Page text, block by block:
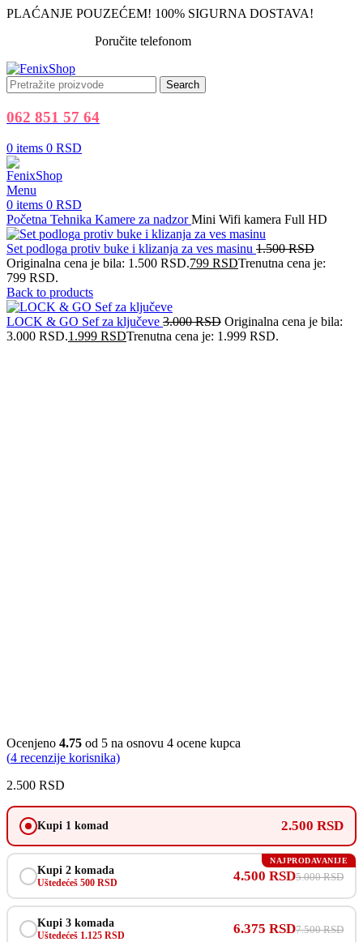
PLAĆANJE POUZEĆEM! 100% SIGURNA DOSTAVA!
Poručite telefonom
Search
062 851 57 64
0 items 0 RSD
Menu
0 items 0 RSD
Početna Tehnika Kamere za nadzorMini Wifi kamera Full HD
Set podloga protiv buke i klizanja za ves masinu 1.500RSD
Originalna cena je bila: 1.500 RSD.799 RSDTrenutna cena je:
799 RSD.
Back to products
LOCK & GO Sef za ključeve 3.000RSD Originalna cena je bila:
3.000 RSD.1.999 RSDTrenutna cena je: 1.999 RSD.
Ocenjeno 4.75 od 5 na osnovu 4 ocene kupca
(4 recenzije korisnika)
2.500 RSD
Kupi 1 komad 2.500 RSD
Kupi 2 komada
Uštedećeš 500 RSD 4.500 RSD5.000 RSD
NAJPRODAVANIJE
Kupi 3 komada
Uštedećeš 1.125 RSD 6.375 RSD7.500 RSD